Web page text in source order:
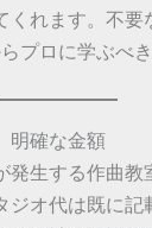
くれます。不要
プロに学ぶべき
明確な金額
発生する作曲教
ジオ代は既に記